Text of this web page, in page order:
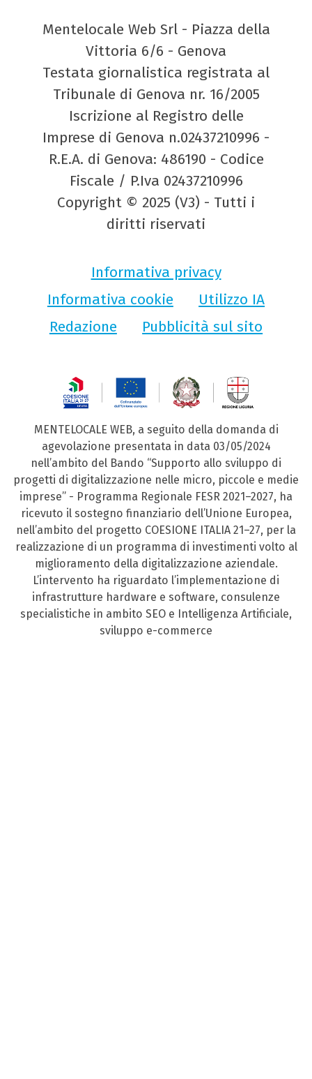
Mentelocale Web Srl - Piazza della
Vittoria 6/6 - Genova
Testata giornalistica registrata al
Tribunale di Genova nr. 16/2005
Iscrizione al Registro delle
Imprese di Genova n.02437210996 -
R.E.A. di Genova: 486190 - Codice
Fiscale / P.Iva 02437210996
Copyright © 2025 (V3) - Tutti i
diritti riservati
Informativa privacy
Informativa cookie
Utilizzo IA
Redazione
Pubblicità sul sito
MENTELOCALE WEB, a seguito della domanda di
agevolazione presentata in data 03/05/2024
nell’ambito del Bando “Supporto allo sviluppo di
progetti di digitalizzazione nelle micro, piccole e medie
imprese” - Programma Regionale FESR 2021–2027, ha
ricevuto il sostegno finanziario dell’Unione Europea,
nell’ambito del progetto COESIONE ITALIA 21–27, per la
realizzazione di un programma di investimenti volto al
miglioramento della digitalizzazione aziendale.
L’intervento ha riguardato l’implementazione di
infrastrutture hardware e software, consulenze
specialistiche in ambito SEO e Intelligenza Artificiale,
sviluppo e-commerce